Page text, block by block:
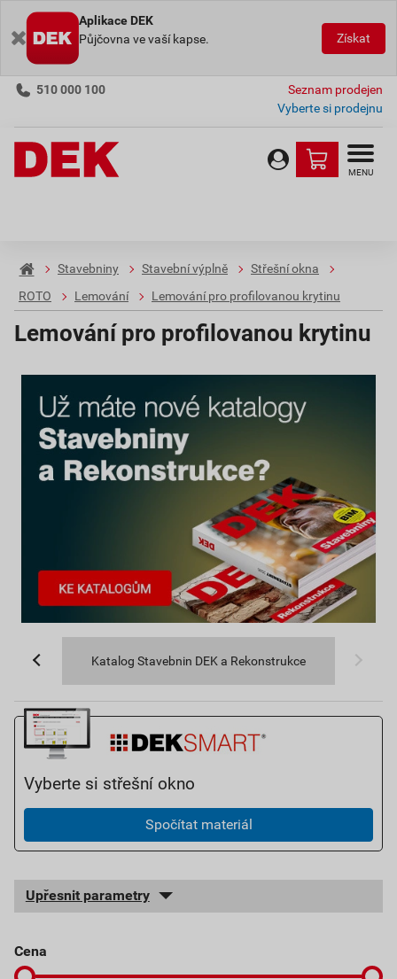
Aplikace DEK
Půjčovna ve vaší kapse.
Získat
510 000 100
Seznam prodejen
Vyberte si prodejnu
MENU
Stavebniny Stavební výplně
Střešní okna
ROTO
Lemování Lemování pro profilovanou krytinu
Lemování pro profilovanou krytinu
Katalog Stavebnin DEK a Rekonstrukce
Vyberte si střešní okno
Spočítat materiál
Upřesnit parametry
cena